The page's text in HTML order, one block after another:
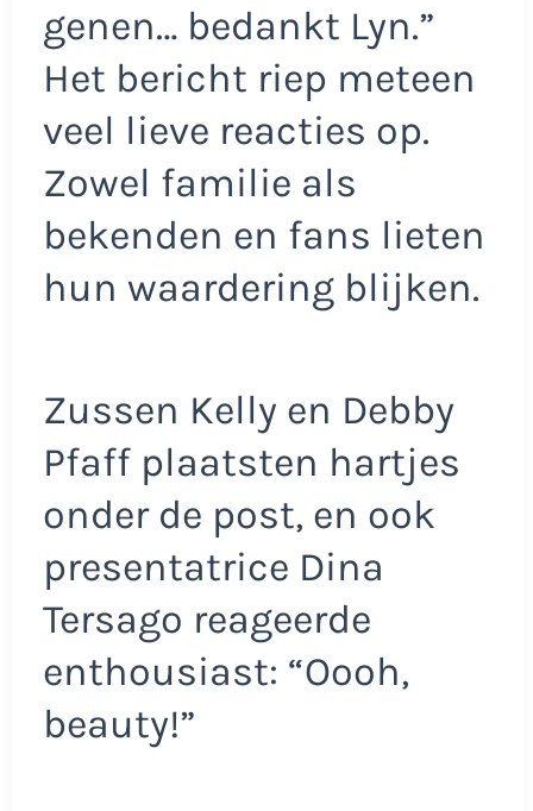
genen… bedankt Lyn.”
Het bericht riep meteen
veel lieve reacties op.
Zowel familie als
bekenden en fans lieten
hun waardering blijken.
Zussen Kelly en Debby
Pfaff plaatsten hartjes
onder de post, en ook
presentatrice Dina
Tersago reageerde
enthousiast: “Oooh,
beauty!”